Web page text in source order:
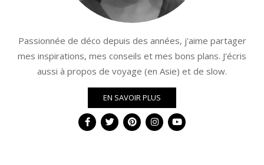
Passionnée de déco depuis des années, j'aime partager
mes inspirations, mes conseils et mes bons plans. J'écris
aussi à propos de voyage (en Asie) et de slow.
EN SAVOIR PLUS